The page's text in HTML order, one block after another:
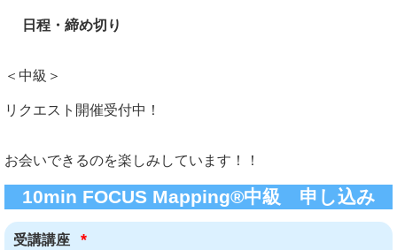
日程・締め切り
＜中級＞
リクエスト開催受付中！
お会いできるのを楽しみしています！！
10min FOCUS Mapping®︎中級 申し込み
受講講座 *